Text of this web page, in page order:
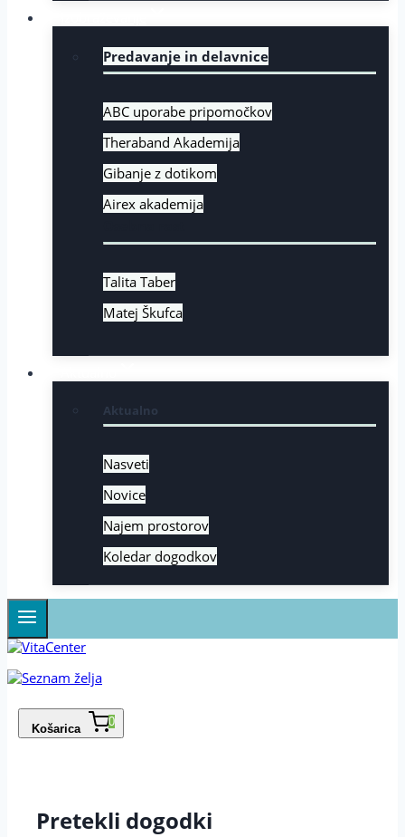
Predavanje in delavnice
ABC uporabe pripomočkov
Theraband Akademija
Gibanje z dotikom
Airex akademija
Talita Taber
Matej Škufca
Aktualno
Nasveti
Novice
Najem prostorov
Koledar dogodkov
Košarica
0
Pretekli dogodki